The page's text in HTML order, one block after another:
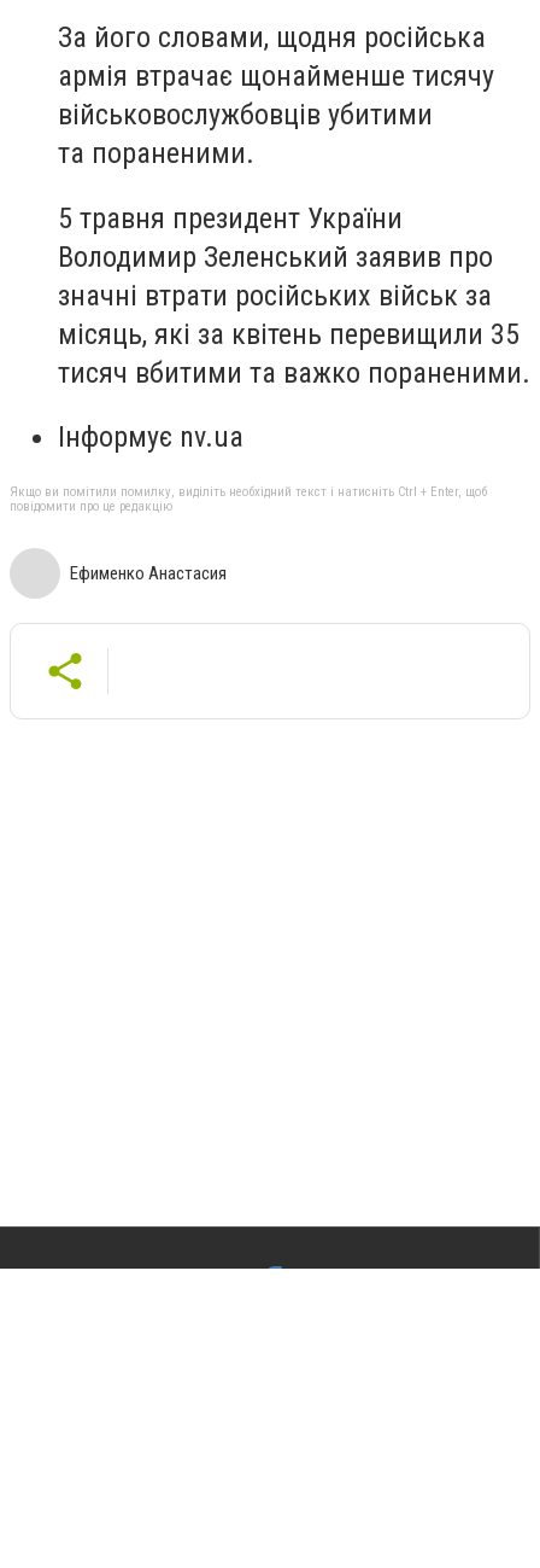
За його словами, щодня російська
армія втрачає щонайменше тисячу
військовослужбовців убитими
та пораненими.
5 травня президент України
Володимир Зеленський заявив про
значні втрати російських військ за
місяць, які за квітень перевищили 35
тисяч вбитими та важко пораненими.
Інформує nv.ua
Якщо ви помітили помилку, виділіть необхідний текст і натисніть Ctrl + Enter, щоб
повідомити про це редакцію
Ефименко Анастасия